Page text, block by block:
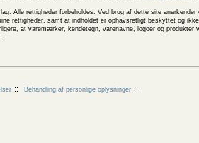
Alle rettigheder forbeholdes. Ved brug af dette site
rettigheder, samt at indholdet er ophavsretligt beskyttet og
at varemærker, kendetegn, varenavne, logoer og
Behandling af personlige oplysninger